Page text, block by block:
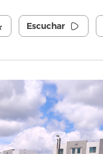
Escuchar